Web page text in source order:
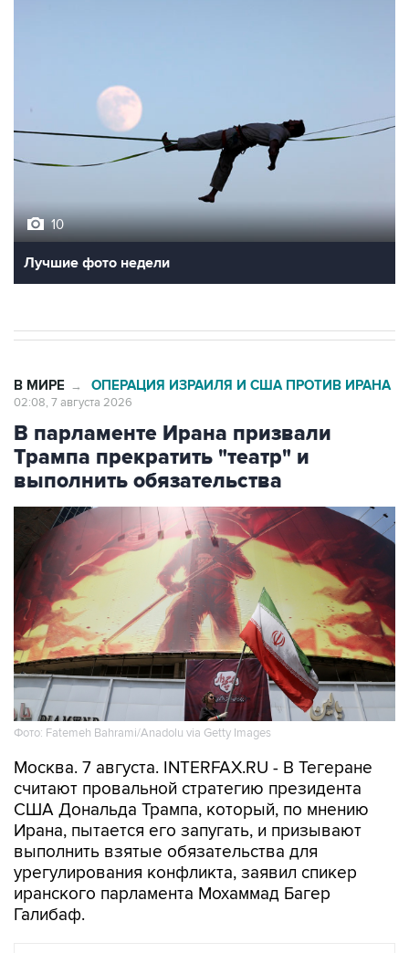
10
Лучшие фото недели
В МИРЕ → ОПЕРАЦИЯ ИЗРАИЛЯ И США ПРОТИВ ИРАНА
02:08, 7 августа 2026
В парламенте Ирана призвали
Трампа прекратить "театр" и
выполнить обязательства
Фото: Fatemeh Bahrami/Anadolu via Getty Images
Москва. 7 августа. INTERFAX.RU - В Тегеране
считают провальной стратегию президента
США Дональда Трампа, который, по мнению
Ирана, пытается его запугать, и призывают
выполнить взятые обязательства для
урегулирования конфликта, заявил спикер
иранского парламента Мохаммад Багер
Галибаф.